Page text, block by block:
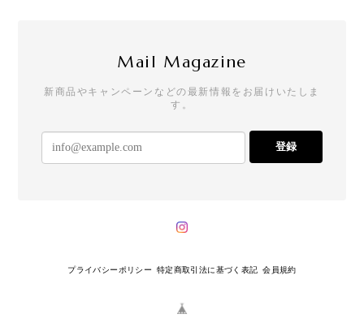
Mail Magazine
新商品やキャンペーンなどの最新情報をお届けいたしま
す。
登録
プライバシーポリシー 特定商取引法に基づく表記 会員規約